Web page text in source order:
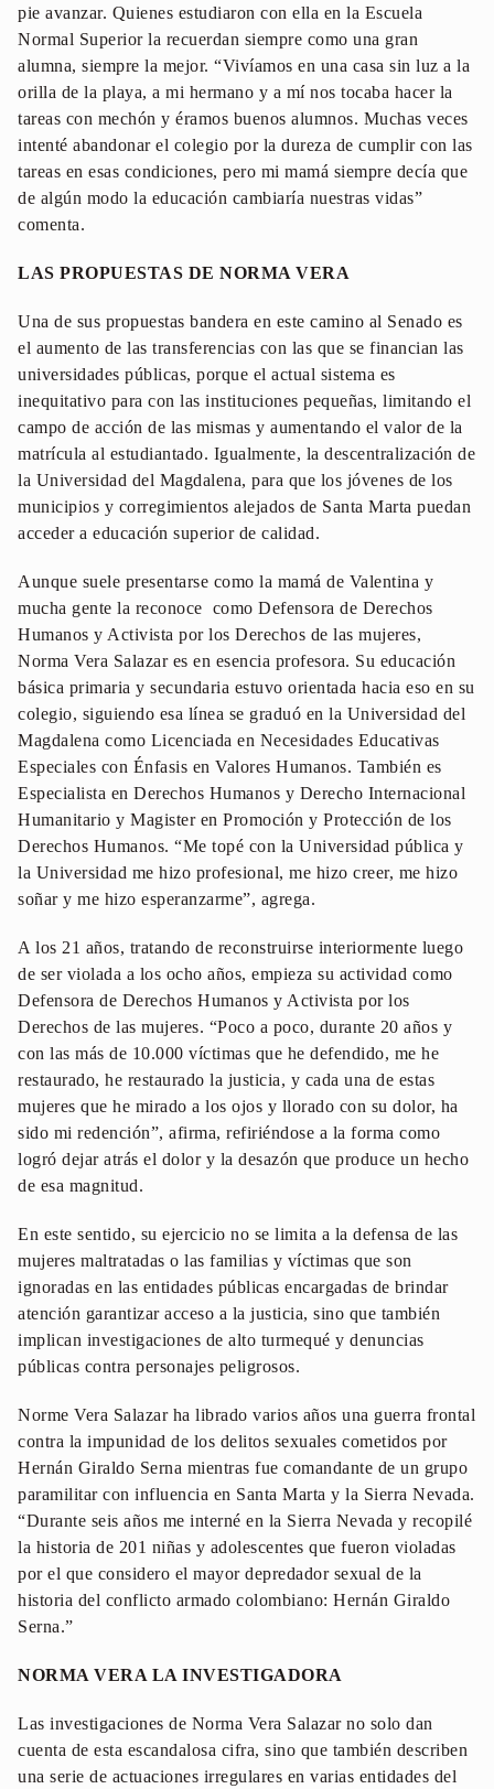
pie avanzar. Quienes estudiaron con ella en la Escuela
Normal Superior la recuerdan siempre como una gran
alumna, siempre la mejor. “Vivíamos en una casa sin luz a la
orilla de la playa, a mi hermano y a mí nos tocaba hacer la
tareas con mechón y éramos buenos alumnos. Muchas veces
intenté abandonar el colegio por la dureza de cumplir con las
tareas en esas condiciones, pero mi mamá siempre decía que
de algún modo la educación cambiaría nuestras vidas”
comenta.
LAS PROPUESTAS DE NORMA VERA
Una de sus propuestas bandera en este camino al Senado es
el aumento de las transferencias con las que se financian las
universidades públicas, porque el actual sistema es
inequitativo para con las instituciones pequeñas, limitando el
campo de acción de las mismas y aumentando el valor de la
matrícula al estudiantado. Igualmente, la descentralización de
la Universidad del Magdalena, para que los jóvenes de los
municipios y corregimientos alejados de Santa Marta puedan
acceder a educación superior de calidad.
Aunque suele presentarse como la mamá de Valentina y
mucha gente la reconoce como Defensora de Derechos
Humanos y Activista por los Derechos de las mujeres,
Norma Vera Salazar es en esencia profesora. Su educación
básica primaria y secundaria estuvo orientada hacia eso en su
colegio, siguiendo esa línea se graduó en la Universidad del
Magdalena como Licenciada en Necesidades Educativas
Especiales con Énfasis en Valores Humanos. También es
Especialista en Derechos Humanos y Derecho Internacional
Humanitario y Magister en Promoción y Protección de los
Derechos Humanos. “Me topé con la Universidad pública y
la Universidad me hizo profesional, me hizo creer, me hizo
soñar y me hizo esperanzarme”, agrega.
A los 21 años, tratando de reconstruirse interiormente luego
de ser violada a los ocho años, empieza su actividad como
Defensora de Derechos Humanos y Activista por los
Derechos de las mujeres. “Poco a poco, durante 20 años y
con las más de 10.000 víctimas que he defendido, me he
restaurado, he restaurado la justicia, y cada una de estas
mujeres que he mirado a los ojos y llorado con su dolor, ha
sido mi redención”, afirma, refiriéndose a la forma como
logró dejar atrás el dolor y la desazón que produce un hecho
de esa magnitud.
En este sentido, su ejercicio no se limita a la defensa de las
mujeres maltratadas o las familias y víctimas que son
ignoradas en las entidades públicas encargadas de brindar
atención garantizar acceso a la justicia, sino que también
implican investigaciones de alto turmequé y denuncias
públicas contra personajes peligrosos.
Norme Vera Salazar ha librado varios años una guerra frontal
contra la impunidad de los delitos sexuales cometidos por
Hernán Giraldo Serna mientras fue comandante de un grupo
paramilitar con influencia en Santa Marta y la Sierra Nevada.
“Durante seis años me interné en la Sierra Nevada y recopilé
la historia de 201 niñas y adolescentes que fueron violadas
por el que considero el mayor depredador sexual de la
historia del conflicto armado colombiano: Hernán Giraldo
Serna.”
NORMA VERA LA INVESTIGADORA
Las investigaciones de Norma Vera Salazar no solo dan
cuenta de esta escandalosa cifra, sino que también describen
una serie de actuaciones irregulares en varias entidades del